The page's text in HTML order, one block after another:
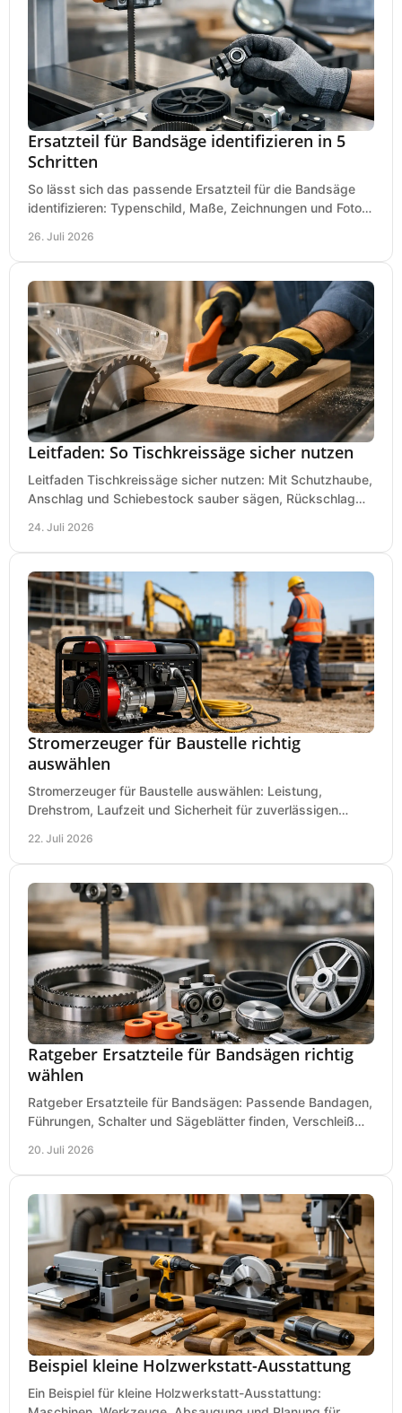
Ersatzteil für Bandsäge identifizieren in 5
Schritten
So lässt sich das passende Ersatzteil für die Bandsäge
identifizieren: Typenschild, Maße, Zeichnungen und Fotos
26. Juli 2026
Leitfaden: So Tischkreissäge sicher nutzen
Leitfaden Tischkreissäge sicher nutzen: Mit Schutzhaube,
Anschlag und Schiebestock sauber sägen, Rückschlag
24. Juli 2026
Stromerzeuger für Baustelle richtig
auswählen
Stromerzeuger für Baustelle auswählen: Leistung,
Drehstrom, Laufzeit und Sicherheit für zuverlässigen
22. Juli 2026
Ratgeber Ersatzteile für Bandsägen richtig
wählen
Ratgeber Ersatzteile für Bandsägen: Passende Bandagen,
Führungen, Schalter und Sägeblätter finden, Verschleiß
20. Juli 2026
Beispiel kleine Holzwerkstatt-Ausstattung
Ein Beispiel für kleine Holzwerkstatt-Ausstattung: